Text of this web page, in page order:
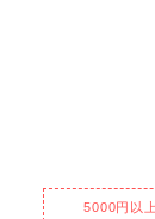
5000円以